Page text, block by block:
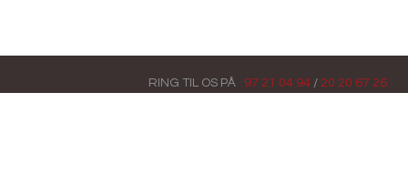
RING TIL OS​ PÅ 97 21 04 94 / 20 20 67 26